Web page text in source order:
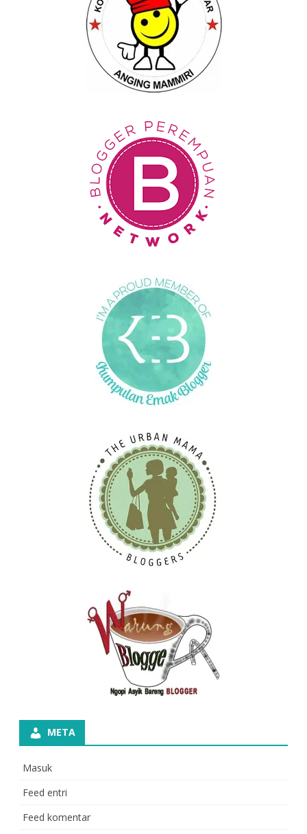
META
Masuk
Feed entri
Feed komentar